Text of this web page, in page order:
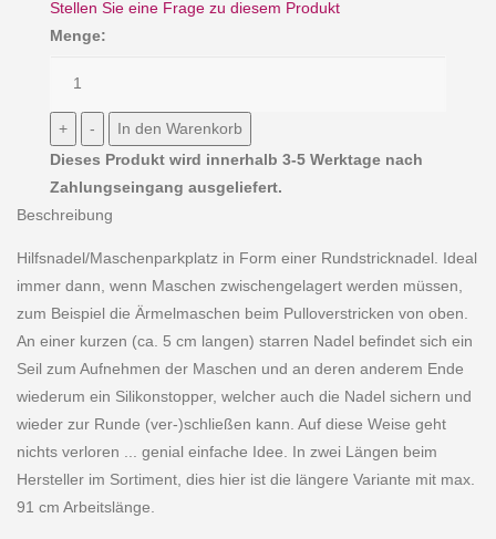
Stellen Sie eine Frage zu diesem Produkt
Menge:
Dieses Produkt wird innerhalb 3-5 Werktage nach
Zahlungseingang ausgeliefert.
Beschreibung
Hilfsnadel/Maschenparkplatz in Form einer Rundstricknadel. Ideal
immer dann, wenn Maschen zwischengelagert werden müssen,
zum Beispiel die Ärmelmaschen beim Pulloverstricken von oben.
An einer kurzen (ca. 5 cm langen) starren Nadel befindet sich ein
Seil zum Aufnehmen der Maschen und an deren anderem Ende
wiederum ein Silikonstopper, welcher auch die Nadel sichern und
wieder zur Runde (ver-)schließen kann. Auf diese Weise geht
nichts verloren ... genial einfache Idee. In zwei Längen beim
Hersteller im Sortiment, dies hier ist die längere Variante mit max.
91 cm Arbeitslänge.